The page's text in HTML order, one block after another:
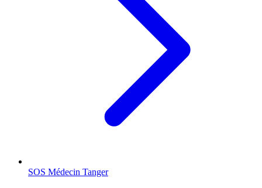
SOS Médecin Tanger